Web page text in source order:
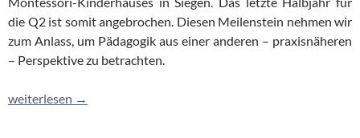
die Q2 ist somit angebrochen. Diesen Meilenstein nehmen wir
zum Anlass, um Pädagogik aus einer anderen – praxisnäheren
– Perspektive zu betrachten.
„Hilf mir, es selbst zu tun!“
weiterlesen →